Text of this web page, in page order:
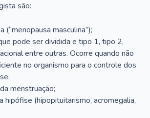
são:
(“menopausa masculina”);
pode ser dividida e tipo 1, tipo 2,
entre outras. Ocorre quando não
no organismo para o controle dos
menstruação;
hipófise (hipopituitarismo, acromegalia,